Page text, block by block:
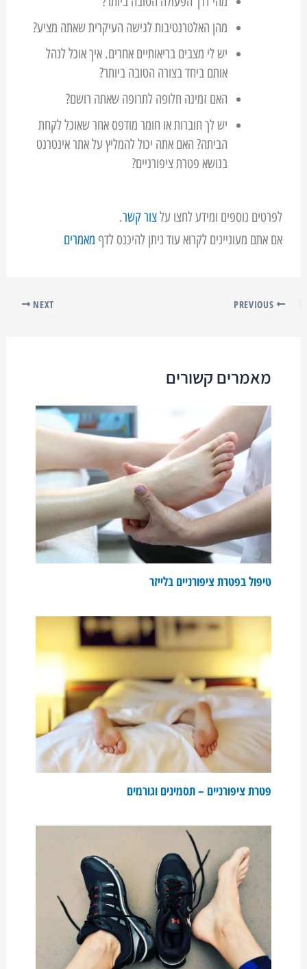
מהן האלטרנטיבות לגישה העיקרית שאתה מציע?
יש לי מצבים בריאותיים אחרים. איך אוכל לנהל
אותם ביחד בצורה הטובה ביותר?
האם זמינה חלופה לתרופה שאתה רושם?
יש לך חוברות או חומר מודפס אחר שאוכל לקחת
הביתה? האם אתה יכול להמליץ על אתר אינטרנט
בנושא פטרת ציפורניים?
לפרטים נוספים ומידע לחצו עלצור קשר.
אם אתם מעוניינים לקרוא עוד ניתן להיכנס לדף מאמרים
NEXT
מאמרים קשורים
טיפול בפטרת ציפורניים בלייזר
פטרת ציפורניים – תסמינים וגורמים